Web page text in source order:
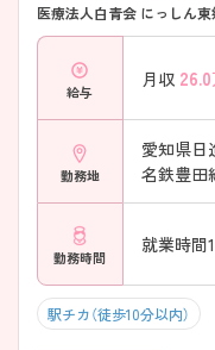
医療法人白青会 にっしん
給与
月収 26.0
勤務地
愛知県日
名鉄豊田
勤務時間
就業時間
駅チカ（徒歩10分以内）